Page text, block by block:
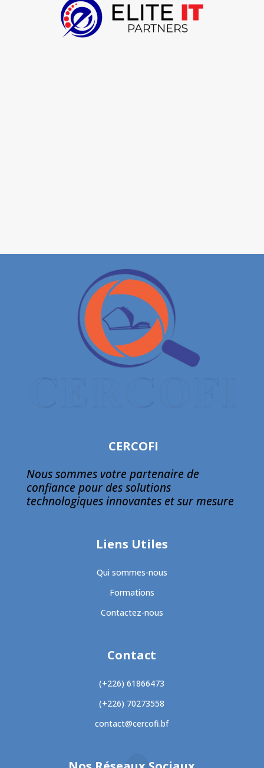
CERCOFI
Nous sommes votre partenaire de
confiance pour des solutions
technologiques innovantes et sur mesure
Liens Utiles
Qui sommes-nous
Formations
Contactez-nous
Contact
(+226) 61866473
(+226) 70273558
contact@cercofi.bf